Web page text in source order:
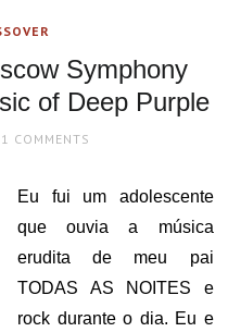
Symphony
of Deep Purple
COMMENTS
Eu fui um adolescente
que ouvia a música
erudita de meu pai
TODAS AS NOITES e
rock durante o dia. Eu e